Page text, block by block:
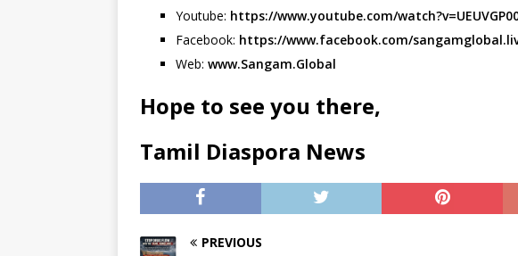
Youtube: https://www.youtube.com/
Facebook: https://www.facebook.com/
Web: www.Sangam.Global
Hope to see you there,
Tamil Diaspora News
PREVIOUS